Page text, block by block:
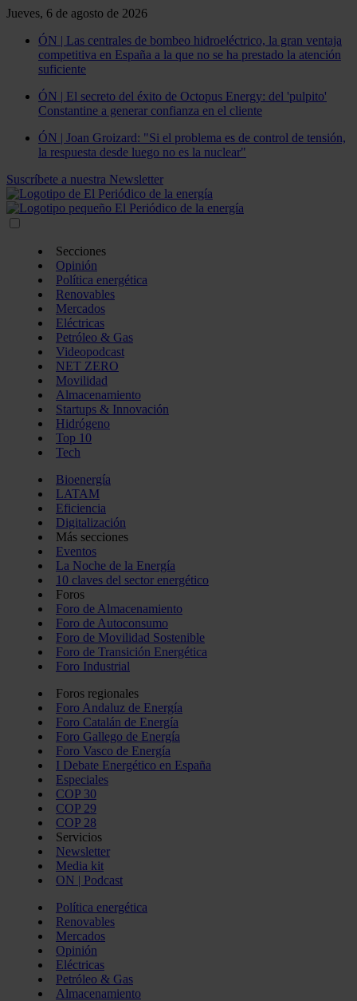
Jueves, 6 de agosto de 2026
ÓN | Las centrales de bombeo hidroeléctrico, la gran ventaja
competitiva en España a la que no se ha prestado la atención
suficiente
ÓN | El secreto del éxito de Octopus Energy: del 'pulpito'
Constantine a generar confianza en el cliente
ÓN | Joan Groizard: "Si el problema es de control de tensión,
la respuesta desde luego no es la nuclear"
Suscríbete a nuestra Newsletter
Secciones
Opinión
Política energética
Renovables
Mercados
Eléctricas
Petróleo & Gas
Videopodcast
NET ZERO
Movilidad
Almacenamiento
Startups & Innovación
Hidrógeno
Top 10
Tech
Bioenergía
LATAM
Eficiencia
Digitalización
Más secciones
Eventos
La Noche de la Energía
10 claves del sector energético
Foros
Foro de Almacenamiento
Foro de Autoconsumo
Foro de Movilidad Sostenible
Foro de Transición Energética
Foro Industrial
Foros regionales
Foro Andaluz de Energía
Foro Catalán de Energía
Foro Gallego de Energía
Foro Vasco de Energía
I Debate Energético en España
Especiales
COP 30
COP 29
COP 28
Servicios
Newsletter
Media kit
ON | Podcast
Política energética
Renovables
Mercados
Opinión
Eléctricas
Petróleo & Gas
Almacenamiento